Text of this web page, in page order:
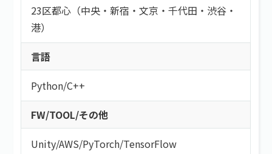
23区都心（中央・新宿・文京・千代田・渋谷・
港）
言語
Python/C++
FW/TOOL/その他
Unity/AWS/PyTorch/TensorFlow